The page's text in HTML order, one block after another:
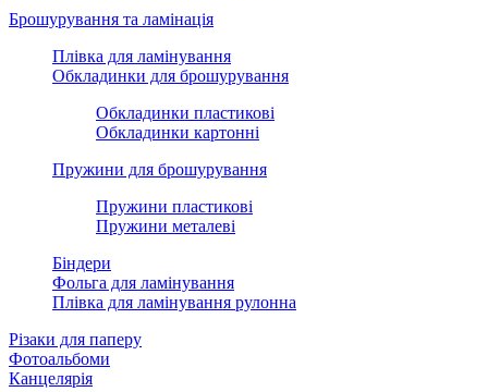
Брошурування та ламінація
Плівка для ламінування
Обкладинки для брошурування
Обкладинки пластикові
Обкладинки картонні
Пружини для брошурування
Пружини пластикові
Пружини металеві
Біндери
Фольга для ламінування
Плівка для ламінування рулонна
Різаки для паперу
Фотоальбоми
Канцелярія‎